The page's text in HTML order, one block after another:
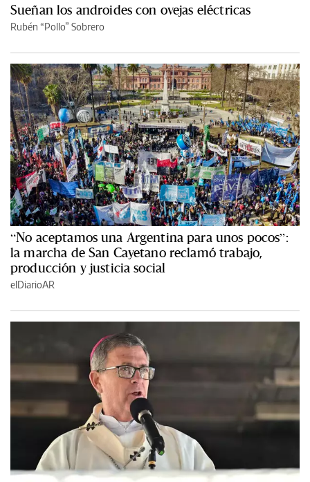
Sueñan los androides con ovejas eléctricas
Rubén “Pollo” Sobrero
“No aceptamos una Argentina para unos pocos”:
la marcha de San Cayetano reclamó trabajo,
producción y justicia social
elDiarioAR